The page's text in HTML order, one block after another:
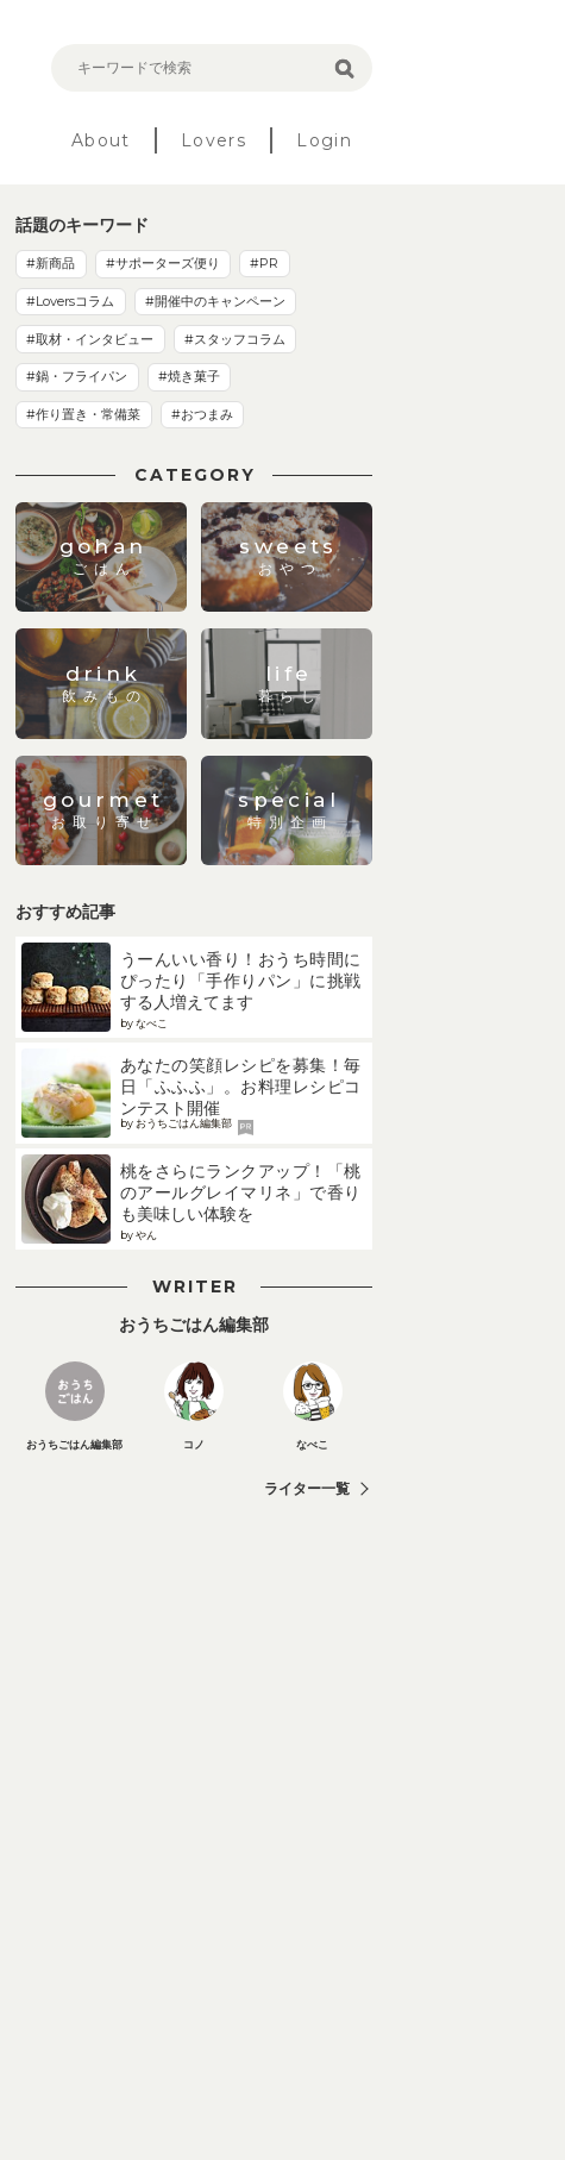
About Lovers Login
話題のキーワード
#新商品 #サポーターズ便り #PR
#Loversコラム #開催中のキャンペーン
#取材・インタビュー #スタッフコラム
#鍋・フライパン #焼き菓子
#作り置き・常備菜 #おつまみ
CATEGORY
gohan
ごはん
sweets
おやつ
drink
飲みもの
life
暮らし
gourmet
お取り寄せ
special
特別企画
おすすめ記事
うーんいい香り！おうち時間に
ぴったり「手作りパン」に挑戦
する人増えてます
by なべこ
あなたの笑顔レシピを募集！毎
日「ふふふ」。お料理レシピコ
ンテスト開催
by おうちごはん編集部
桃をさらにランクアップ！「桃
のアールグレイマリネ」で香り
も美味しい体験を
by やん
WRITER
おうちごはん編集部
おうちごはん編集部 コノ なべこ
ライター一覧